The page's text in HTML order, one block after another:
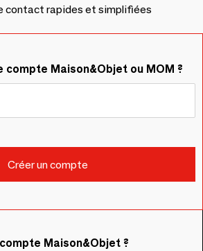
contact rapides et simplifiées
compte Maison&Objet ou MOM ?
Maison&Objet ?